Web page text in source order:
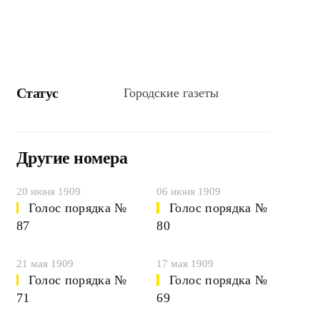
Статус Городские газеты
Другие номера
20 июня 1909
Голос порядка №
87
06 июня 1909
Голос порядка №
80
21 мая 1909
Голос порядка №
71
17 мая 1909
Голос порядка №
69